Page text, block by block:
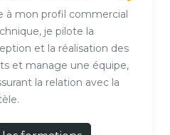
à mon profil commercial
je pilote la
et la réalisation des
et manage une équipe,
la relation avec la